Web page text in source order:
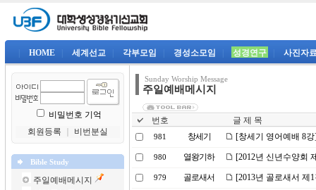
HOME 세계선교 각부모임 경성소모임 성경연구 사진자
비밀번호 기억
회원등록
비번분실
Bible Study
주일예배메시지
Sunday Worship Message
주일예배메시지
번호 글 제 목
981 창세기 [창세기 영어예배 8
980 열왕기하 [2012년 신년수양회
979 골로새서 [2013년 골로새서 제